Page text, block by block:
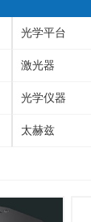
光学平台
激光器
光学仪器
太赫兹